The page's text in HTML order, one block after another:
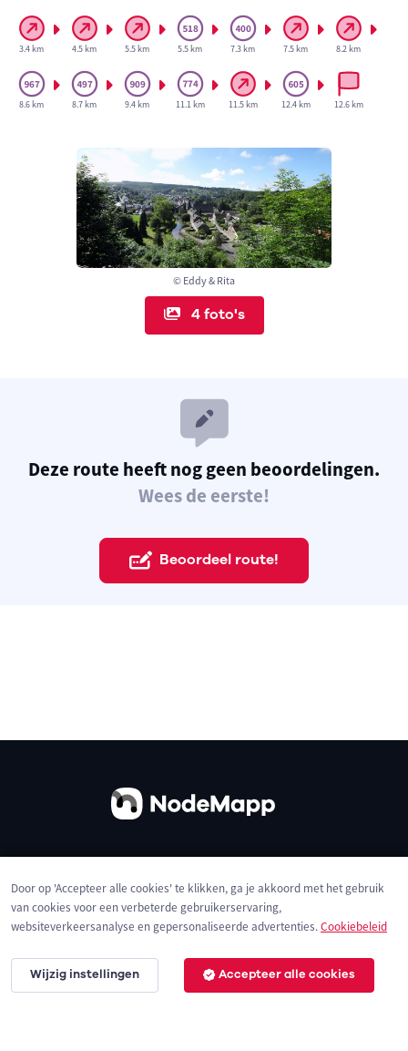
© Eddy & Rita
4 foto's
3.4 km 4.5 km 5.5 km 5.5 km 7.3 km 7.5 km 8.2 km
8.6 km 8.7 km 9.4 km 11.1 km 11.5 km 12.4 km 12.6 km
Deze route heeft nog geen beoordelingen.
Wees de eerste!
Beoordeel route!
Privacybeleid Cookies
Door op 'Accepteer alle cookies' te klikken, ga je akkoord met het gebruik
van cookies voor een verbeterde gebruikerservaring,
websiteverkeersanalyse en gepersonaliseerde advertenties.Cookiebeleid
Wijzig instellingen Accepteer alle cookies